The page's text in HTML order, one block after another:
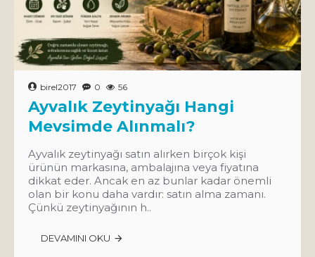
birel2017 0 56
Ayvalık Zeytinyağı Hangi
Mevsimde Alınmalı?
Ayvalık zeytinyağı satın alırken birçok kişi
ürünün markasına, ambalajına veya fiyatına
dikkat eder. Ancak en az bunlar kadar önemli
olan bir konu daha vardır: satın alma zamanı.
Çünkü zeytinyağının h..
DEVAMINI OKU